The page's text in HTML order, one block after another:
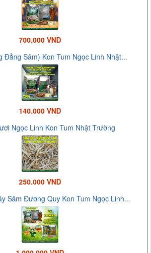
700.000 VND
Đẳng Sâm) Kon Tum Ngọc Linh Nhật...
140.000 VND
Ngọc Linh Kon Tum Nhật Trường
250.000 VND
Sâm Đương Quy Kon Tum Ngọc Linh...